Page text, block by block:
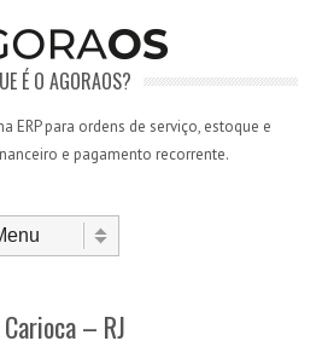
É O AGORAOS?
ERP para ordens de serviço, estoque e
e pagamento recorrente.
– RJ